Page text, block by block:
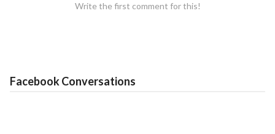
Write the first comment for this!
Facebook Conversations